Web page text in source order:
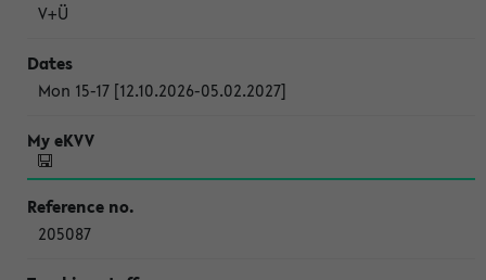
V+Ü
Mon 15-17 [12.10.2026-05.02.2027]
205087